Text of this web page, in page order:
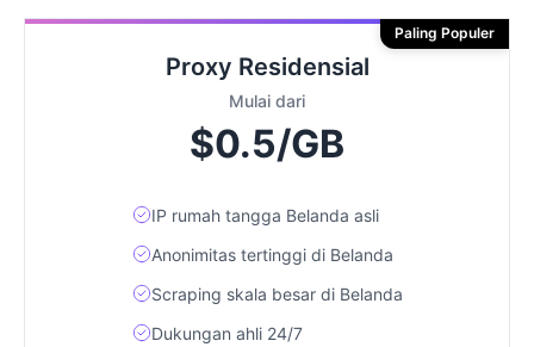
Proxy Residensial
Mulai dari
$0.5/GB
IP rumah tangga Belanda asli
Anonimitas tertinggi di Belanda
Scraping skala besar di Belanda
Dukungan ahli 24/7
Paling Populer